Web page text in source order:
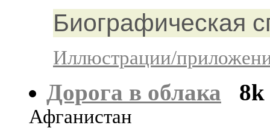
Биографическая
Иллюстрации/
Дорога в облака 8k
Афганистан